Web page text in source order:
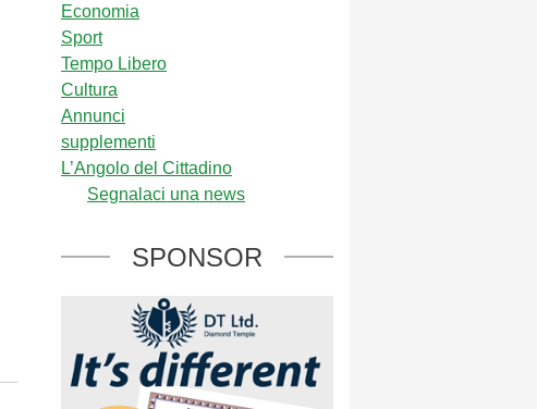
Economia
Sport
Tempo Libero
Cultura
Annunci
supplementi
L’Angolo del Cittadino
Segnalaci una news
SPONSOR